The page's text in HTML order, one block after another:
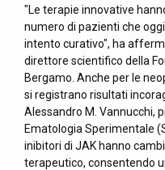
"Le terapie innovative
numero di pazienti che
intento curativo", ha
direttore scientifico della
Bergamo. Anche per le
si registrano risultati
Alessandro M. Vannucchi,
Ematologia Sperimentale
inibitori di JAK hanno
terapeutico, consentendo